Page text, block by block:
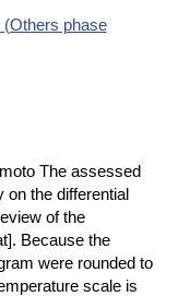
phase
The assessed
on the differential
of the
Because the
were rounded to
scale is